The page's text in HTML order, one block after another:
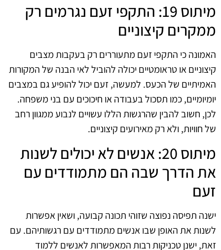
מיתוס 19: התקפי זעם נגרמים רק
ממקרים קיצוניים
האמונה כי התקפי זעם מתעוררים רק בעקבות מצבים
קיצוניים או טראומטיים יכולה להוביל לאי הבנה של המקורות
האמיתיים של הכעס. למעשה, זעם יכול להופיע גם במצבים
יומיומיים, כמו תסכול בעבודה או חיכוכים עם בני משפחה.
לכן, חשוב להבין שהרגשות הללו עשויים לנבוע ממגוון רחב
של חוויות, ולא רק מאירועים קיצוניים.
מיתוס 20: אנשים לא יכולים לשנות
את הדרך שבה הם מתמודדים עם
זעם
ישנה תפיסה נפוצה שזוהי תכונה קבועה, ושאין אפשרות
לשנות את האופן שבו אנשים מתמודדים עם רגשותיהם. עם
זאת, ישנן טכניקות רבות המאפשרות לאנשים ללמוד